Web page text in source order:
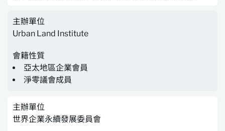
主辦單位
Urban Land Institute
會籍性質
亞太地區企業會員
淨零議會成員
主辦單位
世界企業永續發展委員會